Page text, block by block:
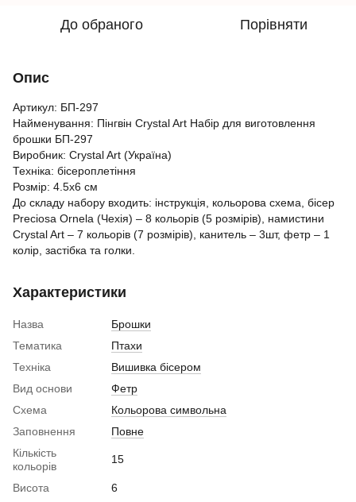
До обраного Порівняти
Опис
Артикул: БП-297
Найменування: Пінгвін Crystal Art Набір для виготовлення
брошки БП-297
Виробник: Crystal Art (Україна)
Техніка: бісероплетіння
Розмір: 4.5x6 см
До складу набору входить: інструкція, кольорова схема, бісер
Preciosa Ornela (Чехія) – 8 кольорів (5 розмірів), намистини
Crystal Art – 7 кольорів (7 розмірів), канитель – 3шт, фетр – 1
колір, застібка та голки.
Характеристики
Назва
Брошки
Тематика
Птахи
Техніка
Вишивка бісером
Вид основи
Фетр
Схема
Кольорова символьна
Заповнення
Повне
Кількість
кольорів
15
Висота
6